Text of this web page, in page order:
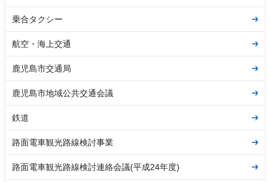
乗合タクシー
航空・海上交通
鹿児島市交通局
鹿児島市地域公共交通会議
鉄道
路面電車観光路線検討事業
路面電車観光路線検討連絡会議(平成24年度)